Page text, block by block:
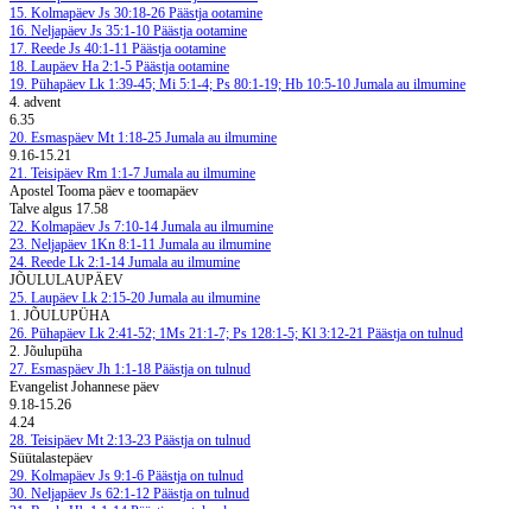
15. Kolmapäev Js 30:18-26 Päästja ootamine
16. Neljapäev Js 35:1-10 Päästja ootamine
17. Reede Js 40:1-11 Päästja ootamine
18. Laupäev Ha 2:1-5 Päästja ootamine
19. Pühapäev Lk 1:39-45; Mi 5:1-4; Ps 80:1-19; Hb 10:5-10 Jumala au ilmumine
4. advent
6.35
20. Esmaspäev Mt 1:18-25 Jumala au ilmumine
9.16-15.21
21. Teisipäev Rm 1:1-7 Jumala au ilmumine
Apostel Tooma päev e toomapäev
Talve algus 17.58
22. Kolmapäev Js 7:10-14 Jumala au ilmumine
23. Neljapäev 1Kn 8:1-11 Jumala au ilmumine
24. Reede Lk 2:1-14 Jumala au ilmumine
JÕULULAUPÄEV
25. Laupäev Lk 2:15-20 Jumala au ilmumine
1. JÕULUPÜHA
26. Pühapäev Lk 2:41-52; 1Ms 21:1-7; Ps 128:1-5; Kl 3:12-21 Päästja on tulnud
2. Jõulupüha
27. Esmaspäev Jh 1:1-18 Päästja on tulnud
Evangelist Johannese päev
9.18-15.26
4.24
28. Teisipäev Mt 2:13-23 Päästja on tulnud
Süütalastepäev
29. Kolmapäev Js 9:1-6 Päästja on tulnud
30. Neljapäev Js 62:1-12 Päästja on tulnud